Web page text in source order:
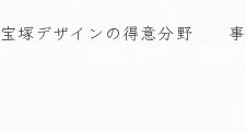
宝塚デザインの得意分野